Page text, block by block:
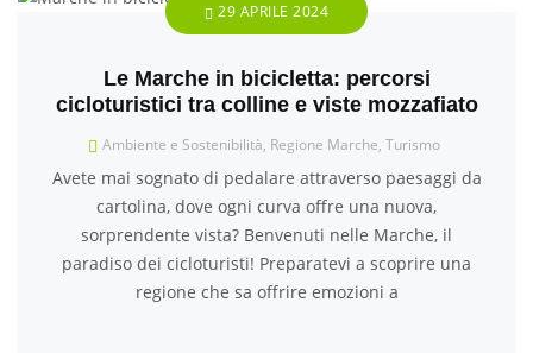
29 APRILE 2024
Le Marche in bicicletta: percorsi
cicloturistici tra colline e viste mozzafiato
Ambiente e Sostenibilità, Regione Marche, Turismo
Avete mai sognato di pedalare attraverso paesaggi da
cartolina, dove ogni curva offre una nuova,
sorprendente vista? Benvenuti nelle Marche, il
paradiso dei cicloturisti! Preparatevi a scoprire una
regione che sa offrire emozioni a